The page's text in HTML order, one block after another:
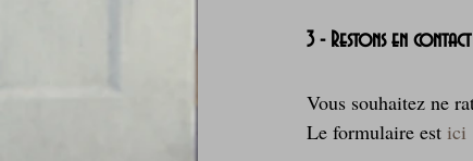
3 - Restons en
Vous souhaitez ne
Le formulaire est ici